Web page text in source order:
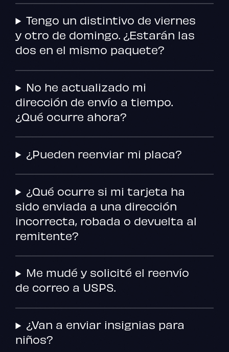
Tengo un distintivo de viernes
y otro de domingo. ¿Estarán las
dos en el mismo paquete?
No he actualizado mi
dirección de envío a tiempo.
¿Qué ocurre ahora?
¿Pueden reenviar mi placa?
¿Qué ocurre si mi tarjeta ha
sido enviada a una dirección
incorrecta, robada o devuelta al
remitente?
Me mudé y solicité el reenvío
de correo a USPS.
¿Van a enviar insignias para
niños?